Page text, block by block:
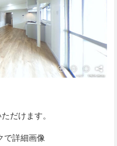
だけます。
詳細画像